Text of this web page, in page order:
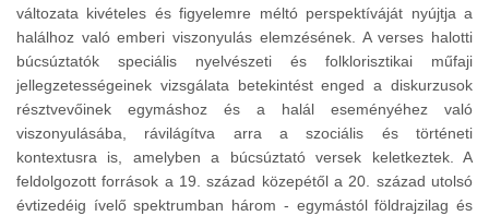
változata kivételes és figyelemre méltó perspektíváját nyújtja a
halálhoz való emberi viszonyulás elemzésének. A verses halotti
búcsúztatók speciális nyelvészeti és folklorisztikai műfaji
jellegzetességeinek vizsgálata betekintést enged a diskurzusok
résztvevőinek egymáshoz és a halál eseményéhez való
viszonyulásába, rávilágítva arra a szociális és történeti
kontextusra is, amelyben a búcsúztató versek keletkeztek. A
feldolgozott források a 19. század közepétől a 20. század utolsó
évtizedéig ívelő spektrumban három - egymástól földrajzilag és